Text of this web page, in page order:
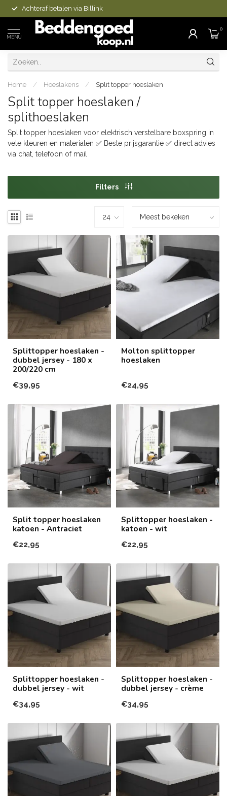
Achteraf betalen via Billink
MENU
0
Home / Hoeslakens / Split topper hoeslaken
Split topper hoeslaken /
splithoeslaken
Split topper hoeslaken voor elektrisch verstelbare boxspring in
vele kleuren en materialen ✅ Beste prijsgarantie ✅ direct advies
via chat, telefoon of mail
Filters
Splittopper hoeslaken -
dubbel jersey - 180 x
200/220 cm
€39,95
Molton splittopper
hoeslaken
€24,95
Split topper hoeslaken
katoen - Antraciet
€22,95
Splittopper hoeslaken -
katoen - wit
€22,95
Splittopper hoeslaken -
dubbel jersey - wit
€34,95
Splittopper hoeslaken -
dubbel jersey - crème
€34,95